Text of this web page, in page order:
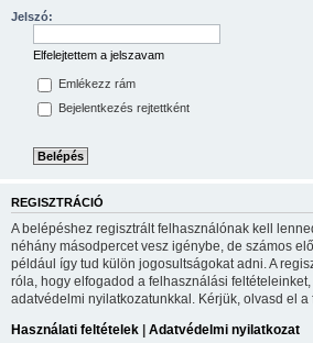
Jelszó:
Elfelejtettem a jelszavam
Emlékezz rám
Bejelentkezés rejtettként
REGISZTRÁCIÓ
A belépéshez regisztrált felhasználónak kell
néhány másodpercet vesz igénybe, de számos
például így tud külön jogosultságokat adni. A
róla, hogy elfogadod a felhasználási
adatvédelmi nyilatkozatunkkal. Kérjük, olvasd el a
Használati feltételek | Adatvédelmi nyilatkozat